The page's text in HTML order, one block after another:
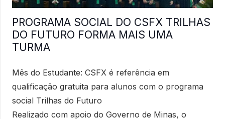
PROGRAMA SOCIAL DO CSFX TRILHAS
DO FUTURO FORMA MAIS UMA
TURMA
Mês do Estudante: CSFX é referência em
qualificação gratuita para alunos com o programa
social Trilhas do Futuro
Realizado com apoio do Governo de Minas, o